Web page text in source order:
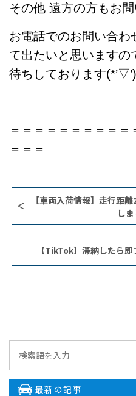
その他 遠方の方もお問
お電話でのお問い合わ
て出たいと思いますの
待ちしております(*’▽’)
＝＝＝＝＝＝＝＝＝＝
＝＝＝
【車両入荷情報】走行距
し
【TikTok】滞納したら
最新の記事